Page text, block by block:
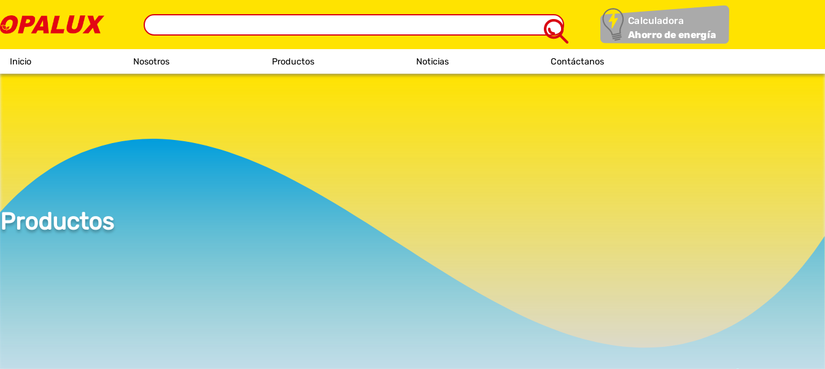
Calculadora
Ahorro de energía
Inicio Nosotros Productos Noticias Contáctanos
Productos